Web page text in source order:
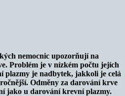
nemocnic upozorňují na
Problém je v nízkém počtu jejích
plazmy je nadbytek, jakkoli je celá
Odměny za darování krve
jako u darování krevní plazmy.